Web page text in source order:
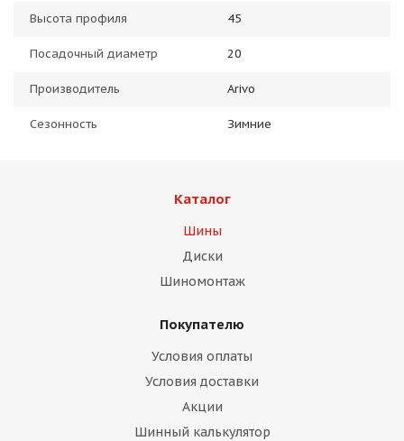
Высота профиля 45
Посадочный диаметр 20
Производитель Arivo
Сезонность Зимние
Каталог
Шины
Диски
Шиномонтаж
Покупателю
Условия оплаты
Условия доставки
Акции
Шинный калькулятор